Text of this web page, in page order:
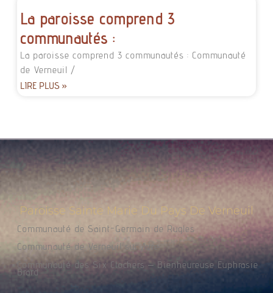
La paroisse comprend 3
communautés :
La paroisse comprend 3 communautés : Communauté
de Verneuil /
LIRE PLUS »
Paroisse Sainte Marie Du Pays De Verneuil
Communauté de Saint-Germain de Rugles
Communauté de Verneuil sur Avre
Communauté des Six Clochers – Bienheureuse Euphrasie
Brard